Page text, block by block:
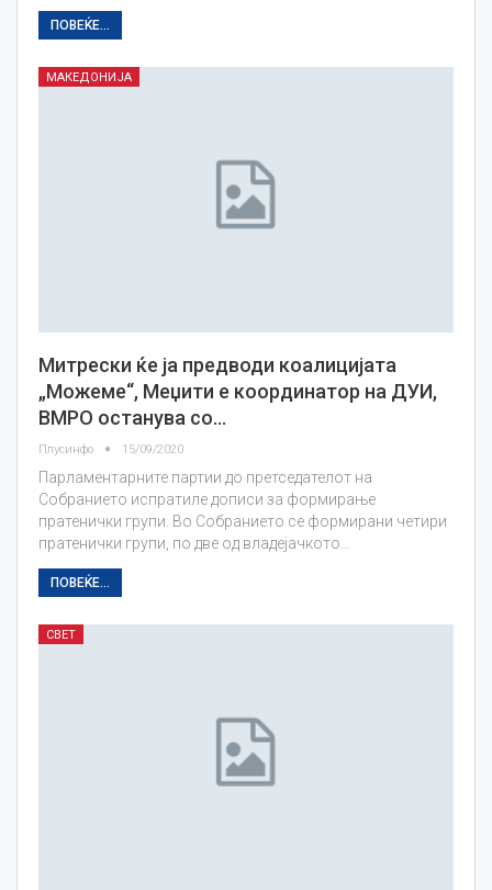
ПОВЕЌЕ...
МАКЕДОНИЈА
Митрески ќе ја предводи коалицијата
„Можеме“, Меџити е координатор на ДУИ,
ВМРО останува со…
Плусинфо 15/09/2020
Парламентарните партии до претседателот на
Собранието испратиле дописи за формирање
пратенички групи. Во Собранието се формирани четири
пратенички групи, по две од владејачкото…
ПОВЕЌЕ...
СВЕТ